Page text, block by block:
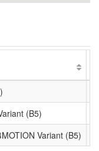
(B5)
Variant (B5)